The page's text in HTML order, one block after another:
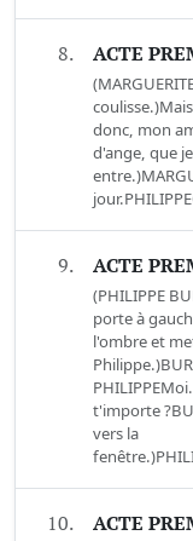
8. ACTE
donc, mon
d'ange, que
9. ACTE
(PHILIPPE
porte à
l'ombre et
t'importe
vers la
10. ACTE